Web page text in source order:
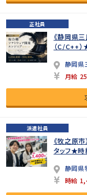
正社員
《静岡県
（C/C++
静岡県
月給
派遣社員
《牧之原
タッフ★
静岡県
時給